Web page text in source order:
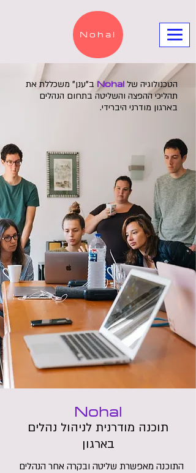
Nohal
הטכנולוגיה של Nohal ב"ענן" משכללת את
תהליכי ההפצה והשליטה בתחום הנהלים
בארגון מודרני היברידי.
Nohal
תוכנה מודרנית לניהול נהלים
בארגון
התוכנה מאפשרת שליטה ובקרה אחר הנהלים